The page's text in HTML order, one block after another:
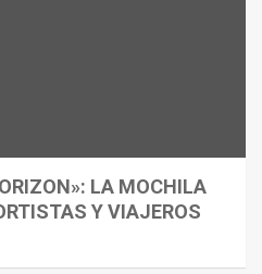
LA MOCHILA
Y VIAJEROS